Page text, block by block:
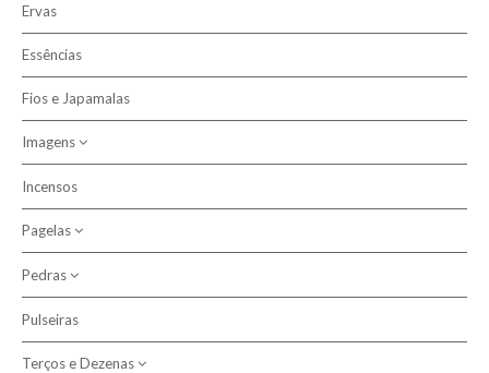
Ervas
Essências
Fios e Japamalas
Imagens
Católicas
Outras
Incensos
Pagelas
Anjo do Signo
Santos
Pedras
Outros
Pedras
Pulseiras
Terços e Dezenas